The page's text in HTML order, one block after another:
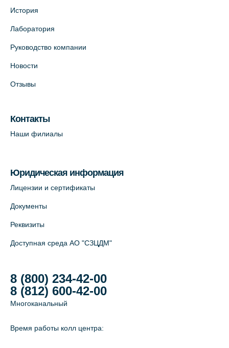
История
Лаборатория
Руководство компании
Новости
Отзывы
Контакты
Наши филиалы
Юридическая информация
Лицензии и сертификаты
Документы
Реквизиты
Доступная среда АО "СЗЦДМ"
8 (800) 234-42-00
8 (812) 600-42-00
Многоканальный
Время работы колл центра: